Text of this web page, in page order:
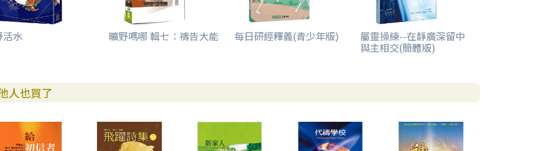
活水 曠野嗎哪 輯七：禱告大能 每日研經釋義(青少年版) 屬靈操練--在靜廣深留中
與主相交(簡體版)
人也買了